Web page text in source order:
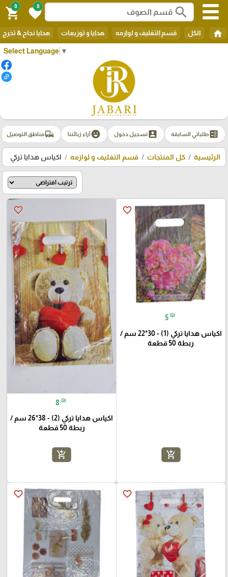
Select Language ▼
search
0
favorite
0
shopping_cart
home الكل قسم التغليف و لوازمه هدايا و توزيعات هدايا نجاح & تخرج
ballotطلباتي السابقة account_boxتسجيل دخول emoji_emotionsآراء زبائننا commuteمناطق التوصيل
الرئيسية كل المنتجات قسم التغليف و لوازمه اكياس هدايا تركي
favorite_border
5 ₪
اكياس هدايا تركي (1) - 30*22 سم /
ربطة 50 قطعة
add_shopping_cart
favorite_border
8 ₪
اكياس هدايا تركي (2) - 38*26 سم /
ربطة 50 قطعة
add_shopping_cart
favorite_border
favorite_border